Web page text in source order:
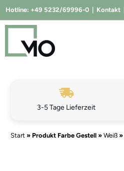
Hotline: +49 5232/69996-0 Kontakt
3-5 Tage Lieferzeit
Start » Produkt Farbe Gestell » Weiß »